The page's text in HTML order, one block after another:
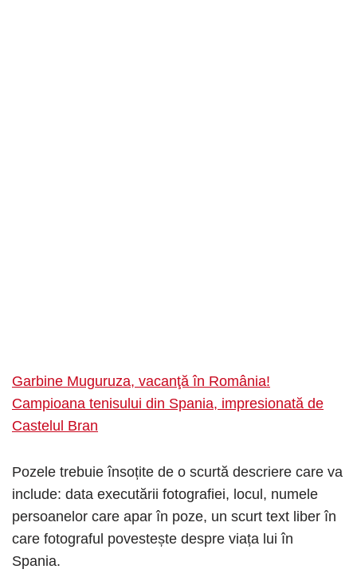
Garbine Muguruza, vacanţă în România!
Campioana tenisului din Spania, impresionată de
Castelul Bran
Pozele trebuie însoțite de o scurtă descriere care va
include: data executării fotografiei, locul, numele
persoanelor care apar în poze, un scurt text liber în
care fotograful povestește despre viața lui în
Spania.